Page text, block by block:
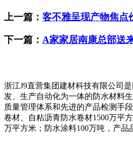
上一篇： 客不雅呈现产物焦点
下一篇： A家家居南康总部送
浙江J9直营集团建材科技有限公司
发、生产自动化为一体的防水材料
质量管理体系和先进的产品检测手
卷材、自粘沥青防水卷材1500万平
万平方米；防水涂料100万吨，产品